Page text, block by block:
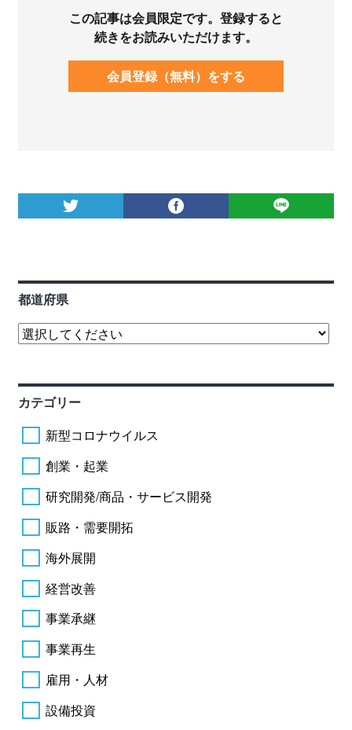
この記事は会員限定です。登録すると
続きをお読みいただけます。
会員登録（無料）をする
都道府県
カテゴリー
新型コロナウイルス
創業・起業
研究開発/商品・サービス開発
販路・需要開拓
海外展開
経営改善
事業承継
事業再生
雇用・人材
設備投資